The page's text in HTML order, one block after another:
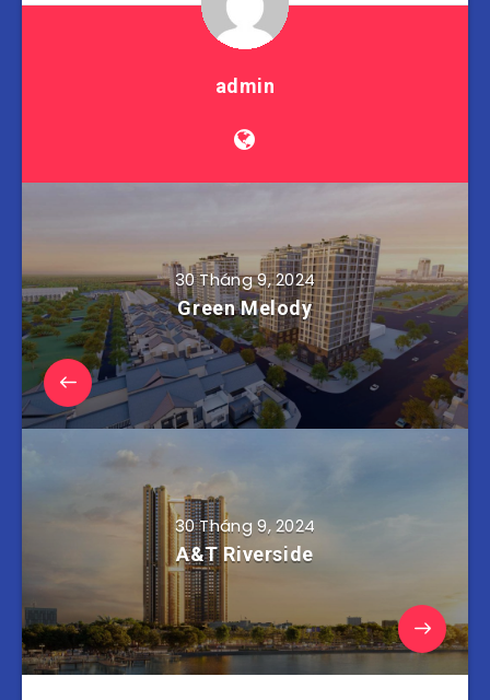
admin
30 Tháng 9, 2024
Green Melody
30 Tháng 9, 2024
A&T Riverside